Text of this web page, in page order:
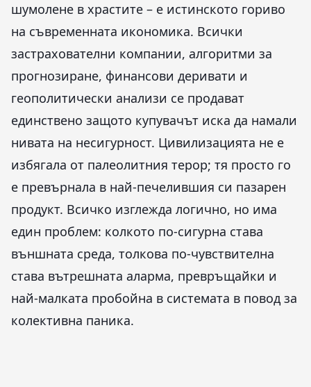
шумолене в храстите – е истинското гориво
на съвременната икономика. Всички
застрахователни компании, алгоритми за
прогнозиране, финансови деривати и
геополитически анализи се продават
единствено защото купувачът иска да намали
нивата на несигурност. Цивилизацията не е
избягала от палеолитния терор; тя просто го
е превърнала в най-печелившия си пазарен
продукт. Всичко изглежда логично, но има
един проблем: колкото по-сигурна става
външната среда, толкова по-чувствителна
става вътрешната аларма, превръщайки и
най-малката пробойна в системата в повод за
колективна паника.